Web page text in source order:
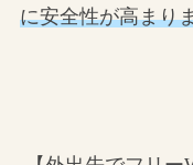
に安全性が高まり